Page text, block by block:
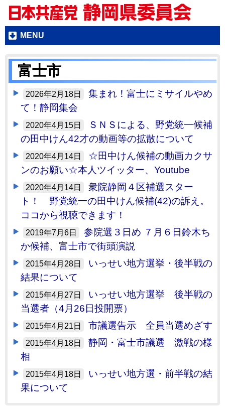
MENU
富士市
2026年2月18日
集まれ！富士にミサイルやめ
て！静岡集会
2020年4月15日
ＳＮＳによる、野党統一候補
の田中けん42才の動画等の拡散について
2020年4月14日
☆田中けん候補の動画カクサ
ンのお願い☆本人ツイッター、Youtube
2020年4月14日
衆院静岡４区補選スター
ト！ 野党統一の田中けん候補(42)の訴え。
ココから視聴できます！
2019年7月6日
参院選３日め ７月６日鈴木ち
か候補、富士市で街頭演説
2015年4月28日
いっせい地方選挙・後半戦の
結果について
2015年4月27日
いっせい地方選挙 後半戦の
当選者（4月26日投開票）
2015年4月21日 市議選告示 全員当選めざす
2015年4月18日
静岡・富士市議選 激戦の様
相
2015年4月18日
いっせい地方選・前半戦の結
果について